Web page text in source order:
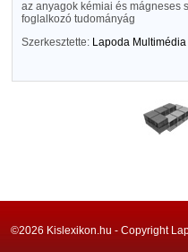
az anyagok kémiai és mágneses
foglalkozó tudományág
Szerkesztette: Lapoda Multimédia
©2026 Kislexikon.hu - Copyright